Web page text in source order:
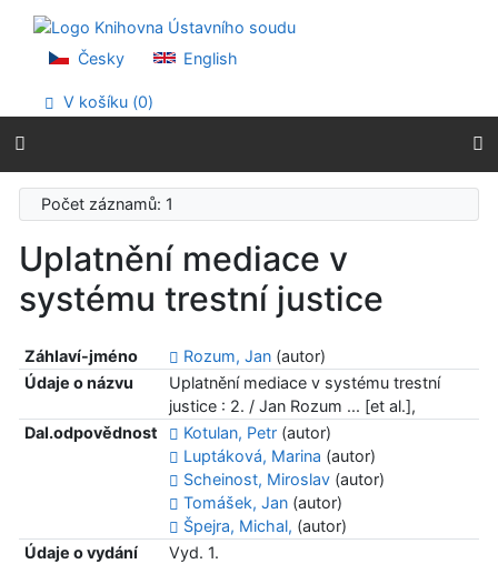
Přejít na menu
Prohlášení o webové přístupnosti
Česky English
V košíku (0)
Počet záznamů: 1
Uplatnění mediace v
systému trestní justice
Záhlaví-jméno Rozum, Jan(autor)
Údaje o názvu
Uplatnění mediace v systému trestní
justice : 2. / Jan Rozum ... [et al.],
Dal.odpovědnost
Kotulan, Petr(autor)
Luptáková, Marina (autor)
Scheinost, Miroslav(autor)
Tomášek, Jan(autor)
Špejra, Michal, (autor)
Údaje o vydání
Vyd. 1.